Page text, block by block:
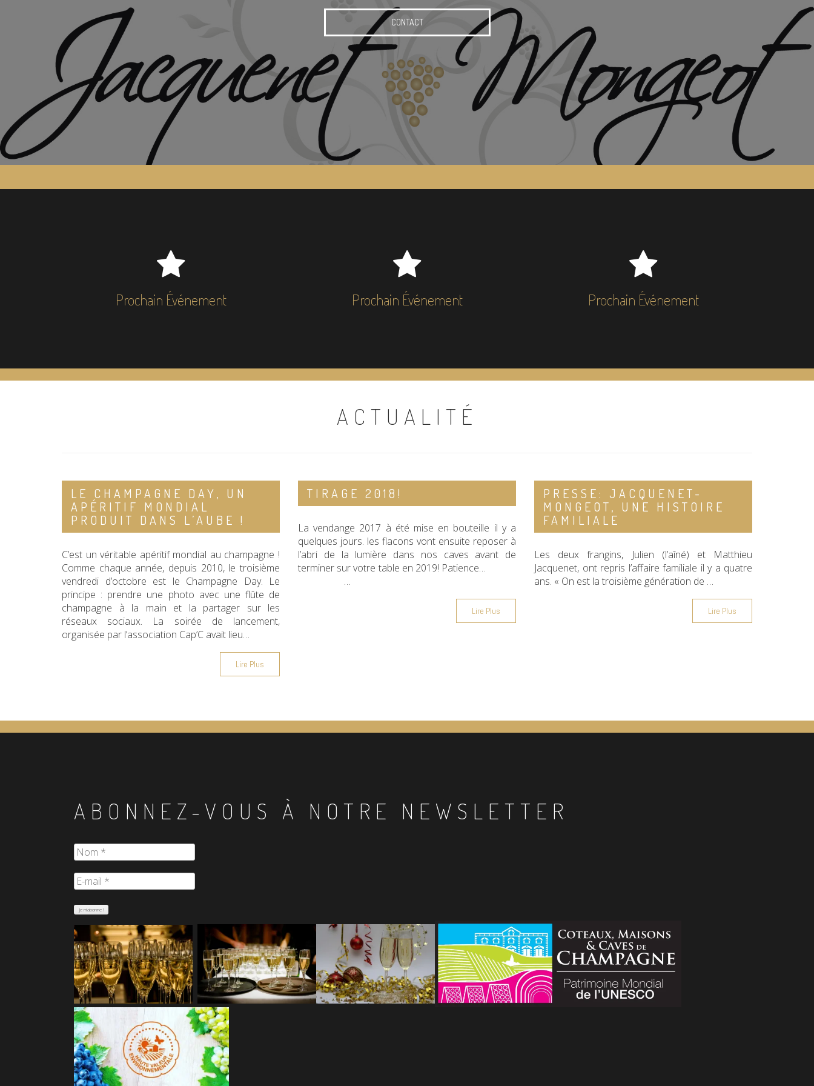
CONTACT
Prochain Événement Prochain Événement Prochain Événement
ACTUALITÉ
LE CHAMPAGNE DAY, UN
APÉRITIF MONDIAL
PRODUIT DANS L’AUBE !
C’est un véritable apéritif mondial au champagne !
Comme chaque année, depuis 2010, le troisième
vendredi d’octobre est le Champagne Day. Le
principe : prendre une photo avec une flûte de
champagne à la main et la partager sur les
réseaux sociaux. La soirée de lancement,
organisée par l’association Cap’C avait lieu…
Lire Plus
TIRAGE 2018!
La vendange 2017 à été mise en bouteille il y a
quelques jours. les flacons vont ensuite reposer à
l’abri de la lumière dans nos caves avant de
terminer sur votre table en 2019! Patience…
…
Lire Plus
PRESSE: JACQUENET-
MONGEOT, UNE HISTOIRE
FAMILIALE
Les deux frangins, Julien (l’aîné) et Matthieu
Jacquenet, ont repris l’affaire familiale il y a quatre
ans. « On est la troisième génération de …
Lire Plus
ABONNEZ-VOUS À NOTRE NEWSLETTER
Nom
*
E-
mail
*